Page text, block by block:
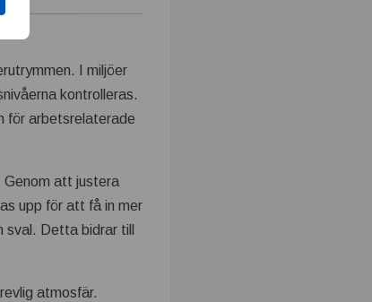
I miljöer
kontrolleras.
för arbetsrelaterade
Genom att justera
upp för att få in mer
Detta bidrar till
atmosfär.